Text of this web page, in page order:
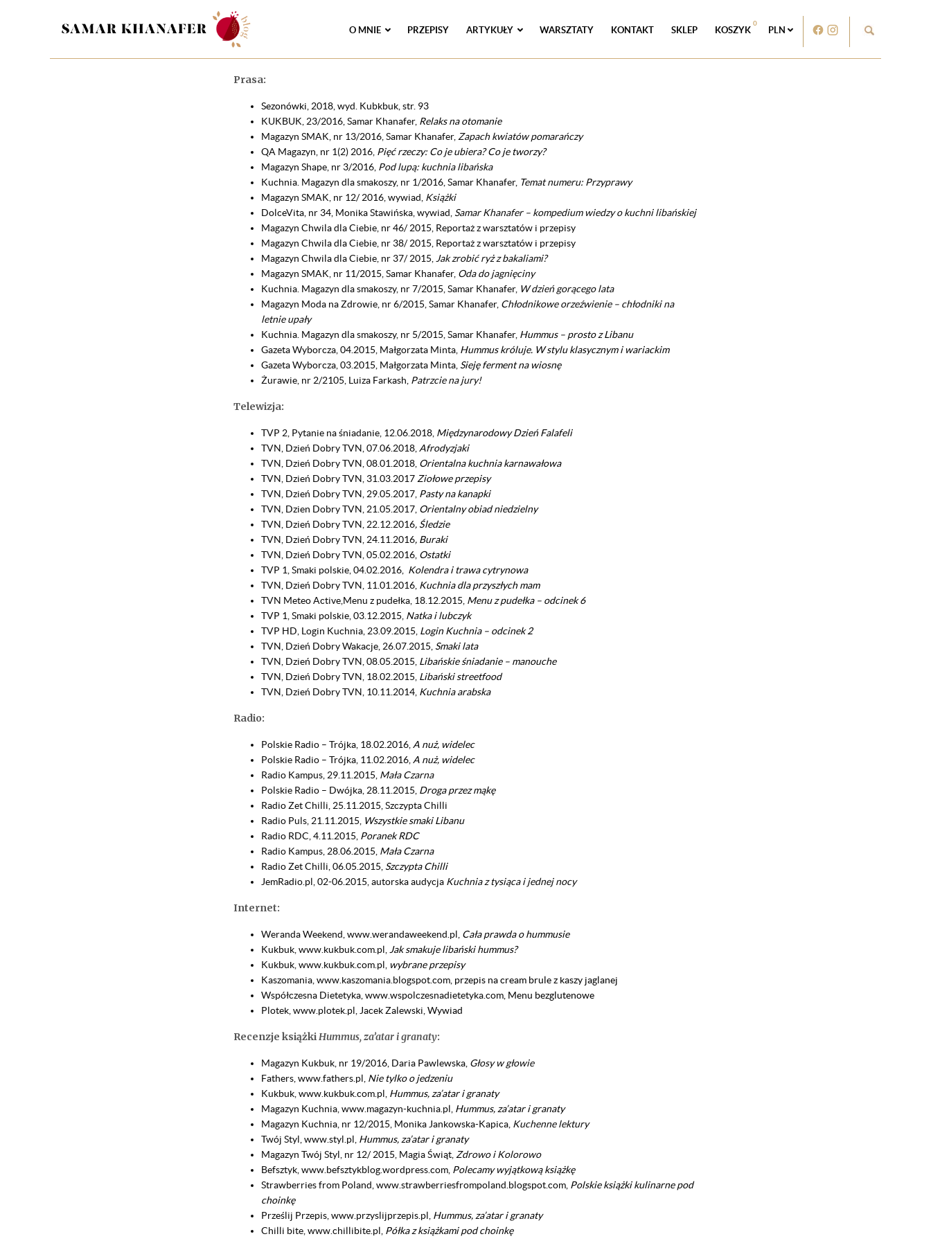
O MNIE PRZEPISY ARTYKUŁY WARSZTATY KONTAKT SKLEP KOSZYK
0
PLN
Prasa:
Sezonówki , 2018, wyd. Kubkbuk, str. 93
KUKBUK, 23/2016, Samar Khanafer, Relaks na otomanie
Magazyn SMAK, nr 13/2016, Samar Khanafer, Zapach kwiatów pomarańczy
QA Magazyn, nr 1(2) 2016, Pięć rzeczy: Co je ubiera? Co je tworzy?
Magazyn Shape, nr 3/2016, Pod lupą: kuchnia libańska
Kuchnia. Magazyn dla smakoszy, nr 1/2016, Samar Khanafer, Temat numeru: Przyprawy
Magazyn SMAK, nr 12/ 2016, wywiad, Książki
DolceVita, nr 34, Monika Stawińska, wywiad, Samar Khanafer – kompedium wiedzy o kuchni libańskiej
Magazyn Chwila dla Ciebie, nr 46/ 2015, Reportaż z warsztatów i przepisy
Magazyn Chwila dla Ciebie, nr 38/ 2015, Reportaż z warsztatów i przepisy
Magazyn Chwila dla Ciebie, nr 37/ 2015, Jak zrobić ryż z bakaliami?
Magazyn SMAK, nr 11/2015, Samar Khanafer, Oda do jagnięciny
Kuchnia. Magazyn dla smakoszy, nr 7/2015, Samar Khanafer, W dzień gorącego lata
Magazyn Moda na Zdrowie, nr 6/2015, Samar Khanafer, Chłodnikowe orzeźwienie – chłodniki na
letnie upały
Kuchnia. Magazyn dla smakoszy, nr 5/2015, Samar Khanafer, Hummus – prosto z Libanu
Gazeta Wyborcza, 04.2015, Małgorzata Minta, Hummus króluje. W stylu klasycznym i wariackim
Gazeta Wyborcza, 03.2015, Małgorzata Minta, Sieję ferment na wiosnę
Żurawie, nr 2/2105, Luiza Farkash, Patrzcie na jury!
Telewizja:
TVP 2, Pytanie na śniadanie, 12.06.2018, Międzynarodowy Dzień Falafeli
TVN, Dzień Dobry TVN, 07.06.2018, Afrodyzjaki
TVN, Dzień Dobry TVN, 08.01.2018, Orientalna kuchnia karnawałowa
TVN, Dzień Dobry TVN, 31.03.2017 Ziołowe przepisy
TVN, Dzień Dobry TVN, 29.05.2017, Pasty na kanapki
TVN, Dzien Dobry TVN, 21.05.2017, Orientalny obiad niedzielny
TVN, Dzień Dobry TVN, 22.12.2016, Śledzie
TVN, Dzień Dobry TVN, 24.11.2016, Buraki
TVN, Dzień Dobry TVN, 05.02.2016, Ostatki
TVP 1, Smaki polskie, 04.02.2016, Kolendra i trawa cytrynowa
TVN, Dzień Dobry TVN, 11.01.2016, Kuchnia dla przyszłych mam
TVN Meteo Active,Menu z pudełka, 18.12.2015, Menu z pudełka – odcinek 6
TVP 1, Smaki polskie, 03.12.2015, Natka i lubczyk
TVP HD, Login Kuchnia, 23.09.2015, Login Kuchnia – odcinek 2
TVN, Dzień Dobry Wakacje, 26.07.2015, Smaki lata
TVN, Dzień Dobry TVN, 08.05.2015, Libańskie śniadanie – manouche
TVN, Dzień Dobry TVN, 18.02.2015, Libański streetfood
TVN, Dzień Dobry TVN, 10.11.2014, Kuchnia arabska
Radio:
Polskie Radio – Trójka, 18.02.2016, A nuż, widelec
Polskie Radio – Trójka, 11.02.2016, A nuż, widelec
Radio Kampus, 29.11.2015, Mała Czarna
Polskie Radio – Dwójka, 28.11.2015, Droga przez mąkę
Radio Zet Chilli, 25.11.2015, Szczypta Chilli
Radio Puls, 21.11.2015, Wszystkie smaki Libanu
Radio RDC, 4.11.2015, Poranek RDC
Radio Kampus, 28.06.2015, Mała Czarna
Radio Zet Chilli, 06.05.2015, Szczypta Chilli
JemRadio.pl, 02-06.2015, autorska audycja Kuchnia z tysiąca i jednej nocy
Internet:
Weranda Weekend, www.werandaweekend.pl, Cała prawda o hummusie
Kukbuk, www.kukbuk.com.pl, Jak smakuje libański hummus?
Kukbuk, www.kukbuk.com.pl, wybrane przepisy
Kaszomania, www.kaszomania.blogspot.com, przepis na cream brule z kaszy jaglanej
Współczesna Dietetyka, www.wspolczesnadietetyka.com, Menu bezglutenowe
Plotek, www.plotek.pl, Jacek Zalewski, Wywiad
Recenzje książkiHummus, za’atar i granaty:
Magazyn Kukbuk, nr 19/2016, Daria Pawlewska, Głosy w głowie
Fathers, www.fathers.pl, Nie tylko o jedzeniu
Kukbuk, www.kukbuk.com.pl, Hummus, za’atar i granaty
Magazyn Kuchnia, www.magazyn-kuchnia.pl, Hummus, za’atar i granaty
Magazyn Kuchnia, nr 12/2015, Monika Jankowska-Kapica, Kuchenne lektury
Twój Styl, www.styl.pl, Hummus, za’atar i granaty
Magazyn Twój Styl, nr 12/ 2015, Magia Świąt, Zdrowo i Kolorowo
Befsztyk, www.befsztykblog.wordpress.com, Polecamy wyjątkową książkę
Strawberries from Poland, www.strawberriesfrompoland.blogspot.com, Polskie książki kulinarne pod
choinkę
Prześlij Przepis, www.przyslijprzepis.pl, Hummus, za’atar i granaty
Chilli bite, www.chillibite.pl, Półka z książkami pod choinkę